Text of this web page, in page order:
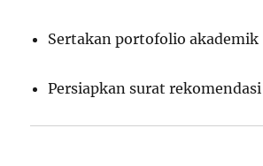
Sertakan portofolio akademik
Persiapkan surat